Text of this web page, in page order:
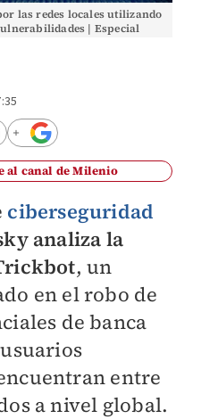
las redes locales utilizando
| Especial
al canal de Milenio
ciberseguridad
analiza la
, un
en el robo de
de banca
entre
a nivel global.